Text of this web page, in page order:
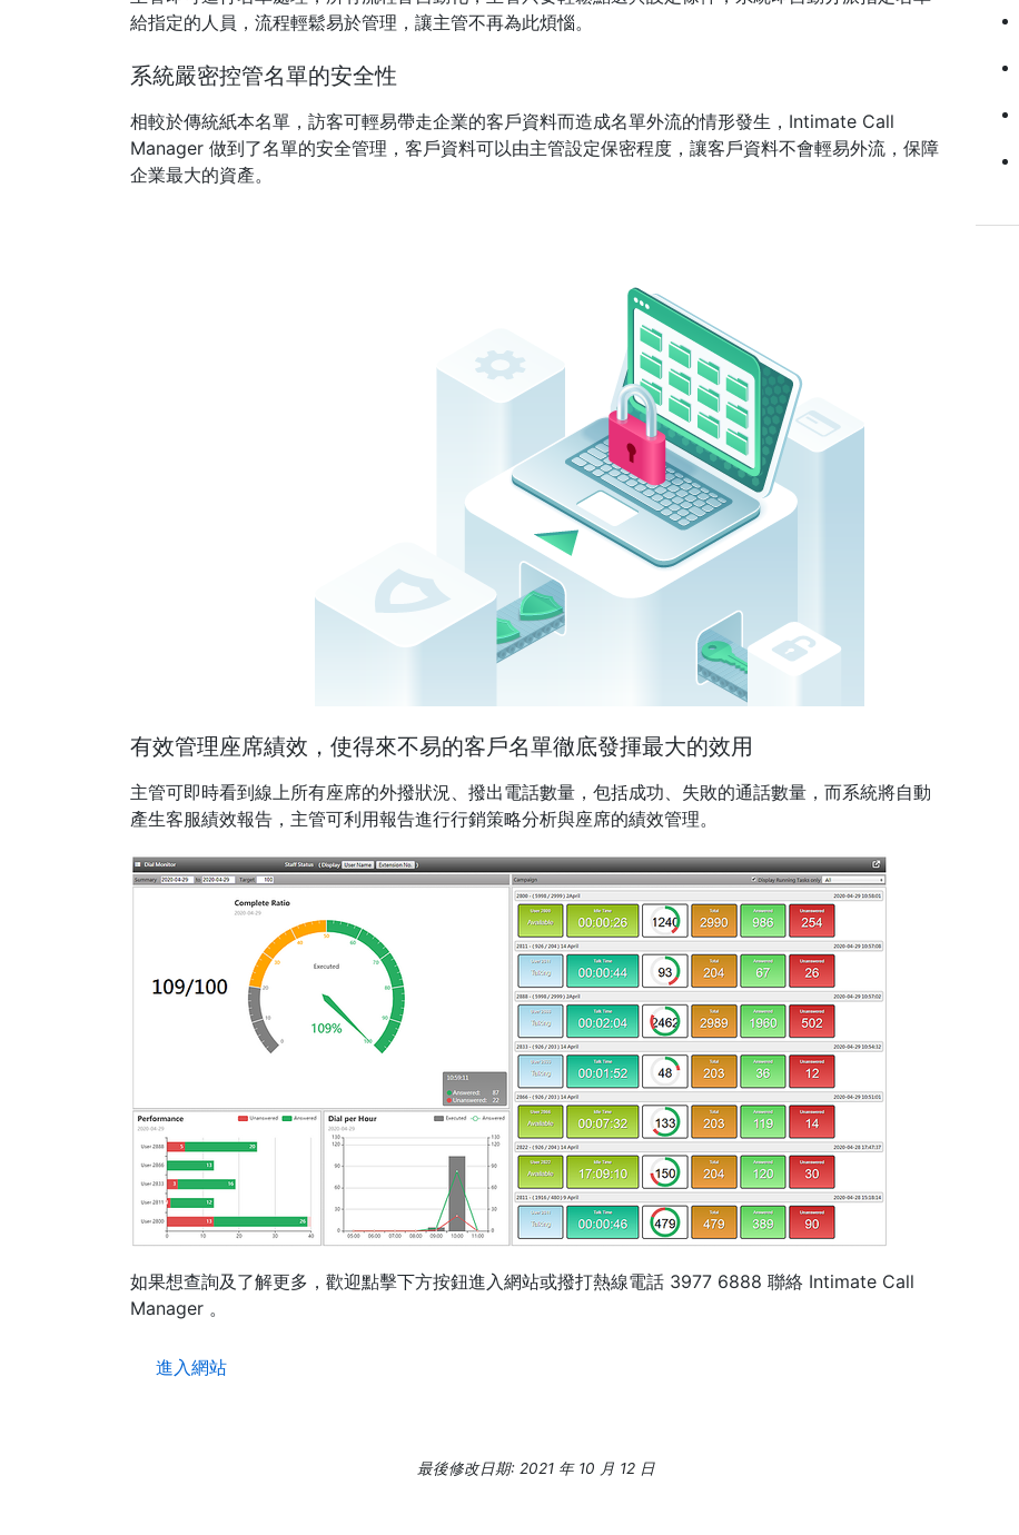
給指定的人員，流程輕鬆易於管理，讓主管不再為此煩惱。
系統嚴密控管名單的安全性
相較於傳統紙本名單，訪客可輕易帶走企業的客戶資料而造成名單外流的情形發生，Intimate Call
Manager 做到了名單的安全管理，客戶資料可以由主管設定保密程度，讓客戶資料不會輕易外流，保障
企業最大的資產。
有效管理座席績效，使得來不易的客戶名單徹底發揮最大的效用
主管可即時看到線上所有座席的外撥狀況、撥出電話數量，包括成功、失敗的通話數量，而系統將自動
產生客服績效報告，主管可利用報告進行行銷策略分析與座席的績效管理。
如果想查詢及了解更多，歡迎點擊下方按鈕進入網站或撥打熱線電話 3977 6888 聯絡 Intimate Call
Manager 。
進入網站
最後修改日期: 2021 年 10 月 12 日